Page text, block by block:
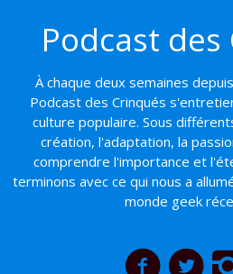
contenu
Podcast
À chaque deux semaines
Podcast des Crinqués
culture populaire. Sous
création, l'adaptation, la
comprendre l'importance et
terminons avec ce qui nous a
monde geek